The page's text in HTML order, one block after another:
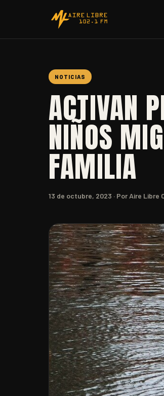
NOTICIAS
ACTIVAN
NIÑOS
FAMILIA
13 de octubre, 2023 · Por Aire Libre